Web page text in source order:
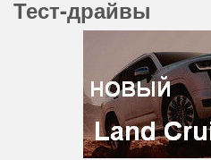
Тест-драйвы